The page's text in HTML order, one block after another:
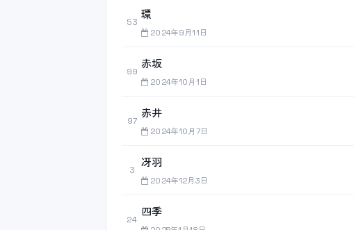
53
環
2024年9月11日
99
赤坂
2024年10月1日
97
赤井
2024年10月7日
3
冴羽
2024年12月3日
24
四季